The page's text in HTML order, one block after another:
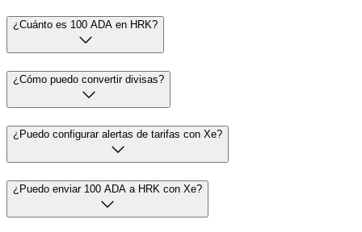
¿Cuánto es 100 ADA en HRK?
¿Cómo puedo convertir divisas?
¿Puedo configurar alertas de tarifas con Xe?
¿Puedo enviar 100 ADA a HRK con Xe?